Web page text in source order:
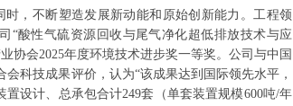
，不断塑造发展新动能和原始创新能力。工程领
“酸性气硫资源回收与尾气净化超低排放技术与应
协会2025年度环境技术进步奖一等奖。公司与中国
科技成果评价，认为“该成果达到国际领先水平，
设计、总承包合计249套（单套装置规模600吨/年